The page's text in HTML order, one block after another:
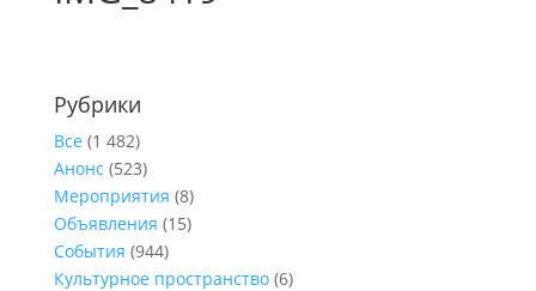
Рубрики
Все (1 482)
Анонс (523)
Мероприятия (8)
Объявления (15)
События (944)
Культурное пространство(6)